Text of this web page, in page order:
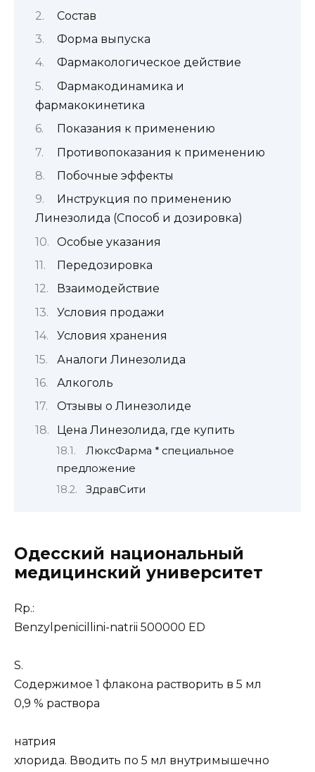
Состав
Форма выпуска
Фармакологическое действие
Фармакодинамика и
фармакокинетика
Показания к применению
Противопоказания к применению
Побочные эффекты
Инструкция по применению
Линезолида (Способ и дозировка)
Особые указания
Передозировка
Взаимодействие
Условия продажи
Условия хранения
Аналоги Линезолида
Алкоголь
Отзывы о Линезолиде
Цена Линезолида, где купить
ЛюксФарма * специальное
предложение
ЗдравСити
Одесский национальный
медицинский университет
Rp.:
Benzylpenicillini-natrii 500000 ED
S.
Содержимое 1 флакона растворить в 5 мл
0,9 % раствора
натрия
хлорида. Вводить по 5 мл внутримышечно